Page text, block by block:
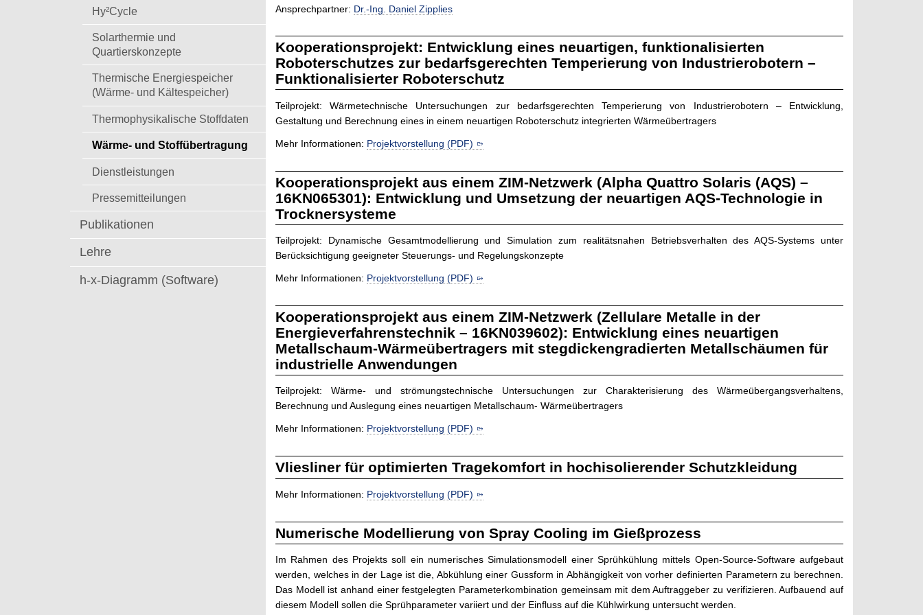
Hy²Cycle
Solarthermie und
Quartierskonzepte
Thermische Energiespeicher
(Wärme- und Kältespeicher)
Thermophysikalische Stoffdaten
Wärme- und Stoffübertragung
Dienstleistungen
Pressemitteilungen
Publikationen
Lehre
h-x-Diagramm (Software)
Ansprechpartner: Dr.-Ing. Daniel Zipplies
Kooperationsprojekt: Entwicklung eines neuartigen, funktionalisierten
Roboterschutzes zur bedarfsgerechten Temperierung von Industrierobotern –
Funktionalisierter Roboterschutz
Teilprojekt: Wärmetechnische Untersuchungen zur bedarfsgerechten Temperierung von Industrierobotern – Entwicklung,
Gestaltung und Berechnung eines in einem neuartigen Roboterschutz integrierten Wärmeübertragers
Mehr Informationen: Projektvorstellung (PDF)
Kooperationsprojekt aus einem ZIM-Netzwerk (Alpha Quattro Solaris (AQS) –
16KN065301): Entwicklung und Umsetzung der neuartigen AQS-Technologie in
Trocknersysteme
Teilprojekt: Dynamische Gesamtmodellierung und Simulation zum realitätsnahen Betriebsverhalten des AQS-Systems unter
Berücksichtigung geeigneter Steuerungs- und Regelungskonzepte
Mehr Informationen: Projektvorstellung (PDF)
Kooperationsprojekt aus einem ZIM-Netzwerk (Zellulare Metalle in der
Energieverfahrenstechnik – 16KN039602): Entwicklung eines neuartigen
Metallschaum-Wärmeübertragers mit stegdickengradierten Metallschäumen für
industrielle Anwendungen
Teilprojekt: Wärme- und strömungstechnische Untersuchungen zur Charakterisierung des Wärmeübergangsverhaltens,
Berechnung und Auslegung eines neuartigen Metallschaum- Wärmeübertragers
Mehr Informationen: Projektvorstellung (PDF)
Vliesliner für optimierten Tragekomfort in hochisolierender Schutzkleidung
Mehr Informationen: Projektvorstellung (PDF)
Numerische Modellierung von Spray Cooling im Gießprozess
Im Rahmen des Projekts soll ein numerisches Simulationsmodell einer Sprühkühlung mittels Open-Source-Software aufgebaut
werden, welches in der Lage ist die, Abkühlung einer Gussform in Abhängigkeit von vorher definierten Parametern zu berechnen.
Das Modell ist anhand einer festgelegten Parameterkombination gemeinsam mit dem Auftraggeber zu verifizieren. Aufbauend auf
diesem Modell sollen die Sprühparameter variiert und der Einfluss auf die Kühlwirkung untersucht werden.